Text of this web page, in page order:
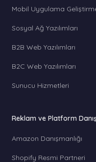
Mobil Uygulama
Sosyal Ağ Yazılımları
B2B Web Yazılımları
B2C Web Yazılımları
Sunucu Hizmetleri
Reklam ve Platform
Amazon Danışmanlığı
Shopify Resmi Partneri